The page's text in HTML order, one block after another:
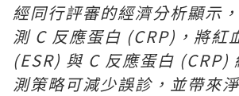
經同行評審的經濟分析顯示
測 C 反應蛋白 (CRP)，將紅
(ESR) 與 C 反應蛋白 (CRP)
測策略可減少誤診，並帶來